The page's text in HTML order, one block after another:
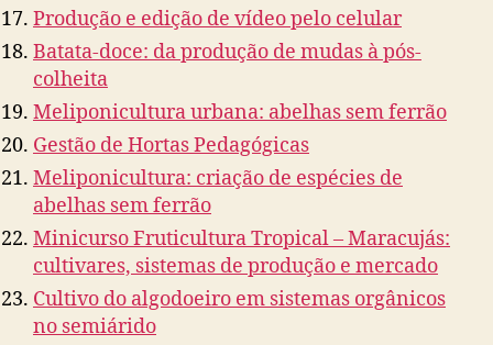
Produção e edição de vídeo pelo celular
Batata-doce: da produção de mudas à pós-
colheita
Meliponicultura urbana: abelhas sem ferrão
Gestão de Hortas Pedagógicas
Meliponicultura: criação de espécies de
abelhas sem ferrão
Minicurso Fruticultura Tropical – Maracujás:
cultivares, sistemas de produção e mercado
Cultivo do algodoeiro em sistemas orgânicos
no semiárido